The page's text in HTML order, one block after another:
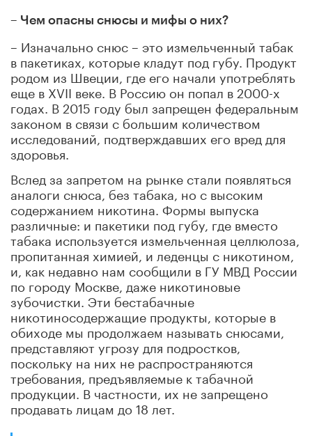
– Чем опасны снюсы и мифы о них?
– Изначально снюс – это измельченный табак
в пакетиках, которые кладут под губу. Продукт
родом из Швеции, где его начали употреблять
еще в XVII веке. В Россию он попал в 2000-х
годах. В 2015 году был запрещен федеральным
законом в связи с большим количеством
исследований, подтверждавших его вред для
здоровья.
Вслед за запретом на рынке стали появляться
аналоги снюса, без табака, но с высоким
содержанием никотина. Формы выпуска
различные: и пакетики под губу, где вместо
табака используется измельченная целлюлоза,
пропитанная химией, и леденцы с никотином,
и, как недавно нам сообщили в ГУ МВД России
по городу Москве, даже никотиновые
зубочистки. Эти бестабачные
никотиносодержащие продукты, которые в
обиходе мы продолжаем называть снюсами,
представляют угрозу для подростков,
поскольку на них не распространяются
требования, предъявляемые к табачной
продукции. В частности, их не запрещено
продавать лицам до 18 лет.